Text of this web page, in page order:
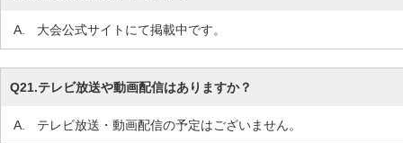
A. 大会公式サイトにて掲載中です。
Q21.テレビ放送や動画配信はありますか？
A. テレビ放送・動画配信の予定はございません。